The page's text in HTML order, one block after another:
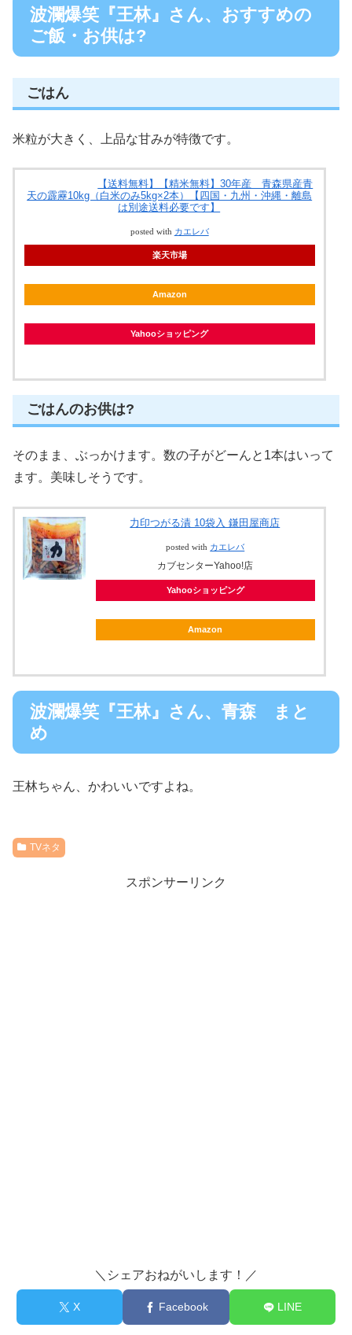
波瀾爆笑『王林』さん、おすすめの
ご飯・お供は?
ごはん
米粒が大きく、上品な甘みが特徴です。
【送料無料】【精米無料】30年産 青森県産青
天の霹靂10kg（白米のみ5kg×2本）【四国・九州・沖縄・離島
は別途送料必要です】
posted with カエレバ
楽天市場
Amazon
Yahooショッピング
ごはんのお供は?
そのまま、ぶっかけます。数の子がどーんと1本はいって
ます。美味しそうです。
力印つがる漬 10袋入 鎌田屋商店
posted with カエレバ
カブセンターYahoo!店
Yahooショッピング
Amazon
波瀾爆笑『王林』さん、青森 まと
め
王林ちゃん、かわいいですよね。
TVネタ
スポンサーリンク
＼シェアおねがいします！／
X Facebook LINE